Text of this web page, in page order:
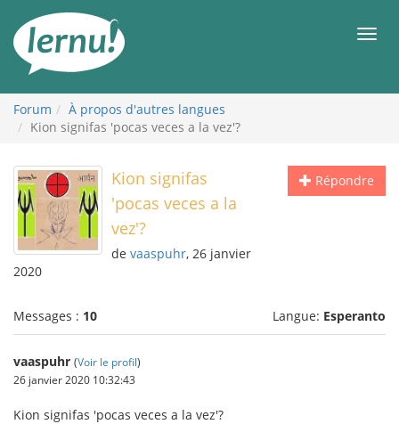
contenu
Forum
À propos d'autres langues
Kion signifas 'pocas veces a la vez'?
Répondre
Kion signifas
'pocas veces a la
vez'?
de vaaspuhr, 26 janvier
2020
Messages : 10 Langue: Esperanto
vaaspuhr (Voir le profil)
26 janvier 2020 10:32:43
Kion signifas 'pocas veces a la vez'?